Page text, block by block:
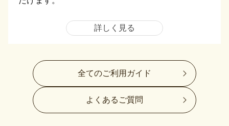
詳しく見る
全てのご利用ガイド
よくあるご質問